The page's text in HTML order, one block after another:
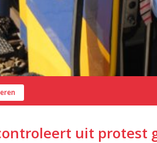
uit protest